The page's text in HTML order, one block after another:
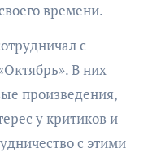
времени.
с
В них
произведения,
у критиков и
с этими